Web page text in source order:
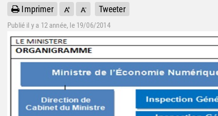
Imprimer Tweeter
Publié il y a 12 année, le 19/06/2014